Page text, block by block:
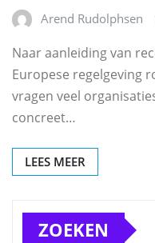
Arend Rudolphsen
Naar aanleiding van
Europese regelgeving
vragen veel
concreet…
LEES MEER
ZOEKEN